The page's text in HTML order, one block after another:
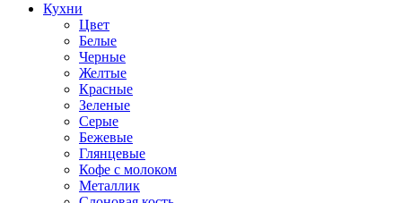
Кухни
Цвет
Белые
Черные
Желтые
Красные
Зеленые
Серые
Бежевые
Глянцевые
Кофе с молоком
Металлик